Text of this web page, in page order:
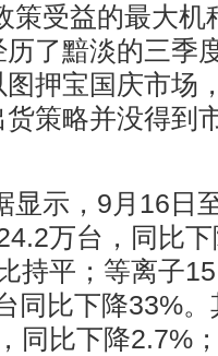
策受益的最大机
了黯淡的三季
押宝国庆市场
策略并没得到
显示，9月16日
万台，同比
持平；等离子
同比下降33%
同比下降2.7%